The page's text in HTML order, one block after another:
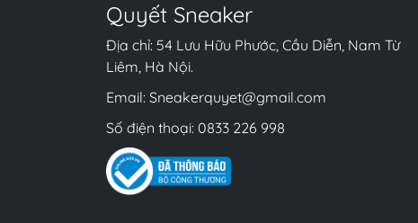
Quyết Sneaker
Địa chỉ: 54 Lưu Hữu Phước, Cầu Diễn, Nam Từ
Liêm, Hà Nội.
Email: Sneakerquyet@gmail.com
Số điện thoại: 0833 226 998